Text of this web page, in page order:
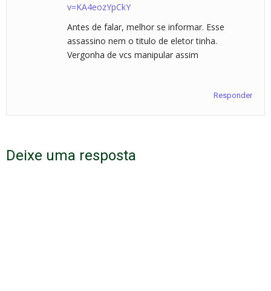
v=KA4eozYpCkY
Antes de falar, melhor se informar. Esse
assassino nem o titulo de eletor tinha.
Vergonha de vcs manipular assim
Responder
Deixe uma resposta